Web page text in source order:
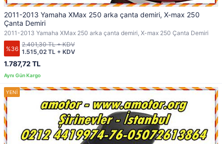
2011-2013 Yamaha XMax 250 arka çanta demiri, X-max 250
Çanta Demiri
2011-2013 Yamaha XMax 250 arka çanta demiri, X-max 250 Çanta Demiri
%36
1.787,72 TL
1.515,02 TL + KDV
2.401,30 TL + KDV